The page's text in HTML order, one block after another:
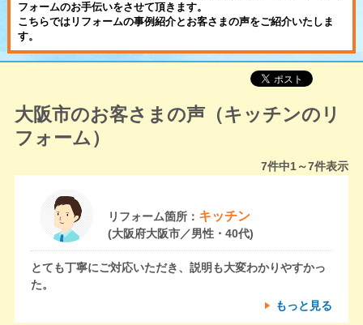
フォームのお手伝いをさせて頂きます。
こちらではリフォームの事例紹介とお客さまの声をご紹介いたしま
す。
大阪市のお客さまの声（キッチンのリ
フォーム）
7件中1～7件表示
リフォーム箇所： キッチン
(大阪府大阪市／男性・40代)
とても丁寧にご対応いただき、説明も大変わかりやすかっ
た。
もっと見る